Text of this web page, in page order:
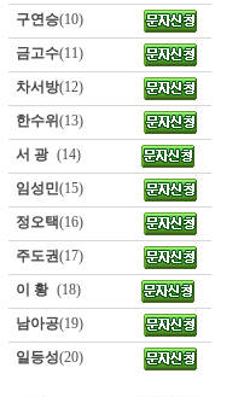
구연승(10)
금고수(11)
차서방(12)
한수위 (13)
서 광 (14)
임성민(15)
정오택(16)
주도권(17)
이 황 (18)
남아공(19)
일등성(20)